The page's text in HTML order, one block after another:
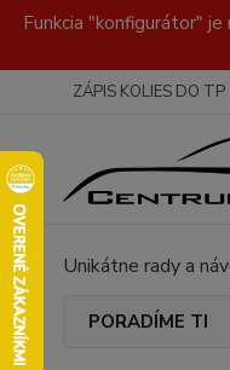
Funkcia "konfigurátor"
ZÁPIS KOLIES DO TP
Unikátne rady a
PORADÍME TI